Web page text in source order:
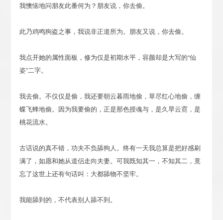
我懊恼地问朋友此番何为？朋友说，你去偷。
此乃鸡鸣狗盗之事，我说非正道所为。朋友又说，你去偷。
我点开她的属性面板，修为仅是初期水平，容颜却是大写的“仙
姿”二字。
我去偷。不仅仅是偷，我还要朝云暮雨地偷，草尽红心地偷，缠
蝶飞蜂地偷。因为我要偷的，正是那色授魂与，是久旱云霓，是
桃花流水。
古话说的真不错，功夫不负舔狗人。终有一天我总算是把好感刷
满了，如愿和她从道侣走向夫妻。可我既知其一，不知其二，竟
忘了这世上还有句话叫：大都舔物不坚牢。
我能舔到的，不代表别人舔不到。